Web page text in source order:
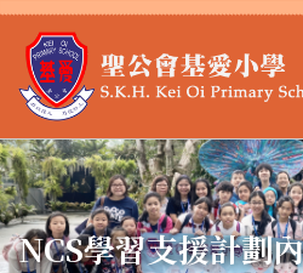
NCS學習支援計劃